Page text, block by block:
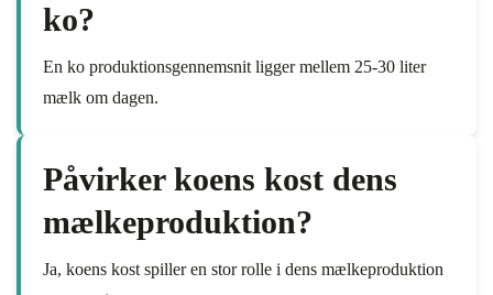
ko?
En ko produktionsgennemsnit ligger mellem 25-30 liter
mælk om dagen.
Påvirker koens kost dens
mælkeproduktion?
Ja, koens kost spiller en stor rolle i dens mælkeproduktion